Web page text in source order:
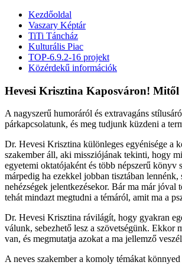
Kezdőoldal
Vaszary Képtár
TiTi Táncház
Kulturális Piac
TOP-6.9.2-16 projekt
Közérdekű információk
Hevesi Krisztina Kaposváron! Mitől
A nagyszerű humoráról és extravagáns
párkapcsolatunk, és meg tudjunk küzdeni a
Dr. Hevesi Krisztina különleges egyénisége a
szakember áll, aki missziójának tekinti, hogy
egyetemi oktatójaként és több népszerű
márpedig ha ezekkel jobban tisztában
nehézségek jelentkezésekor. Bár ma már
tehát mindazt megtudni a témáról, amit ma a
Dr. Hevesi Krisztina rávilágít, hogy gyakran
válunk, sebezhető lesz a szövetségünk. Ekkor
van, és megmutatja azokat a ma jellemző
A neves szakember a komoly témákat